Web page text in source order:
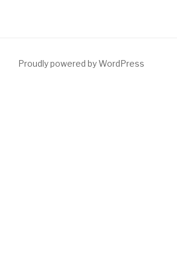
Proudly powered by WordPress